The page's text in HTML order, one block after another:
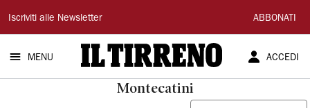
Il
Tirreno
Iscriviti alle Newsletter ABBONATI
MENU ACCEDI
Montecatini